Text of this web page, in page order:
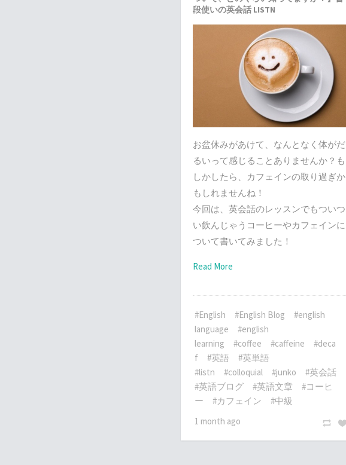
段使いの英会話 LISTN
お盆休みがあけて、なんとなく体がだ
るいって感じることありませんか？も
しかしたら、カフェインの取り過ぎか
もしれませんね！
今回は、英会話のレッスンでもついつ
い飲んじゃうコーヒーやカフェインに
ついて書いてみました！
Read More
#English #English Blog
#english
language
#english
learning
#coffee #caffeine
#deca
f
#英語
#英単語
#listn
#colloquial #junko
#英会話
#英語ブログ
#英語文章
#コーヒ
ー
#カフェイン
#中級
1 month ago